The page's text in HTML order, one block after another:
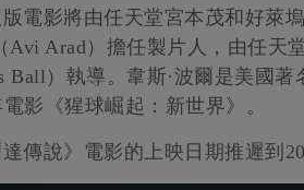
版電影將由任天堂宮本茂和好萊
Avi Arad）擔任製片人，由任天
Ball）執導。韋斯·波爾是美國
影《猩球崛起：新世界》。
傳說》電影的上映日期推遲到